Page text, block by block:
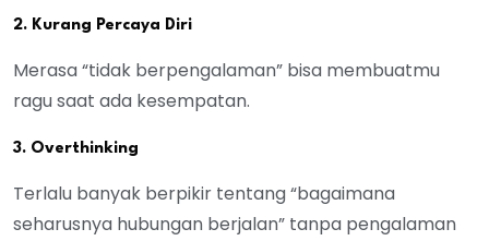
2. Kurang Percaya Diri
Merasa “tidak berpengalaman” bisa membuatmu
ragu saat ada kesempatan.
3. Overthinking
Terlalu banyak berpikir tentang “bagaimana
seharusnya hubungan berjalan” tanpa pengalaman